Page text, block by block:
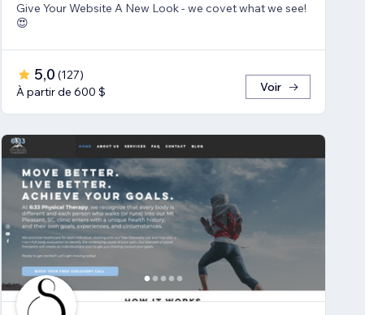
Give Your Website A New Look - we covet what we see!
😍
5,0 (127)
À partir de 600 $
Voir